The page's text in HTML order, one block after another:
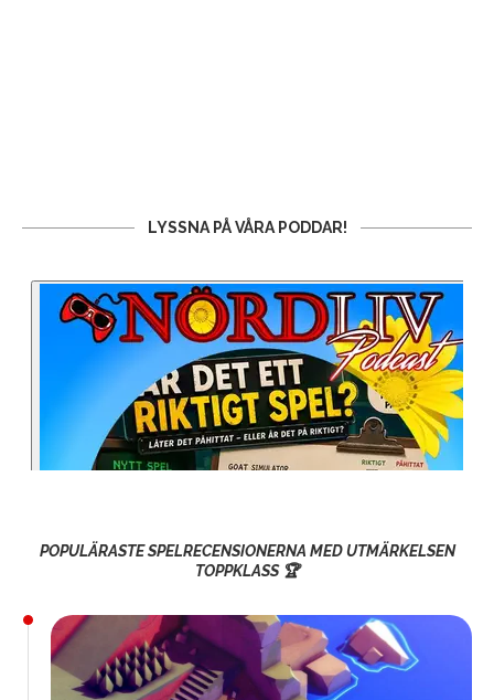
LYSSNA PÅ VÅRA PODDAR!
POPULÄRASTE SPELRECENSIONERNA MED UTMÄRKELSEN
TOPPKLASS 🏆